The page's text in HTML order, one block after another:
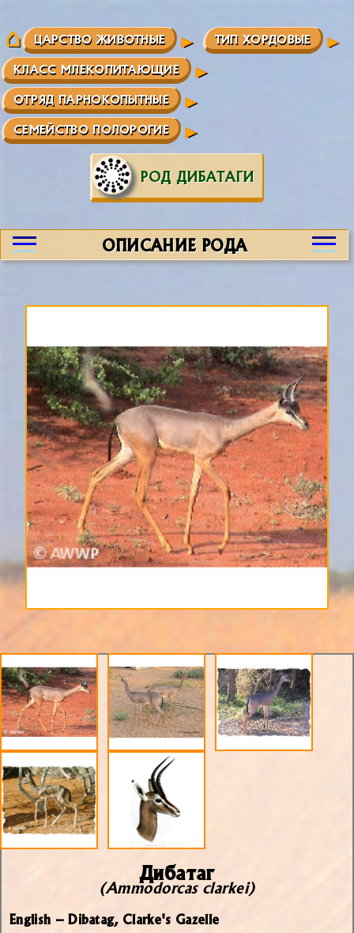
ЦАРСТВО ЖИВОТНЫЕ ТИП ХОРДОВЫЕ
КЛАСС МЛЕКОПИТАЮЩИЕ
ОТРЯД ПАРНОКОПЫТНЫЕ
СЕМЕЙСТВО ПОЛОРОГИЕ
РОД ДИБАТАГИ
ОПИСАНИЕ РОДА
Дибатаг
(Ammodorcas clarkei)
English – Dibatag, Clarke's Gazelle